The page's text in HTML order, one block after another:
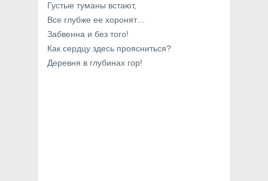
Густые туманы встают,
Все глубже ее хоронят…
Забвенна и без того!
Как сердцу здесь проясниться?
Деревня в глубинах гор!